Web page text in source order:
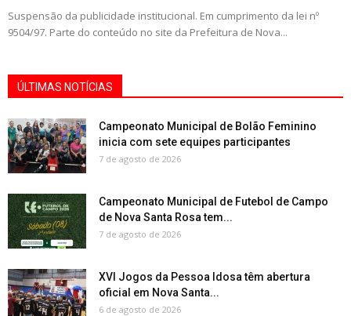
Suspensão da publicidade institucional. Em cumprimento da lei nº
9504/97. Parte do conteúdo no site da Prefeitura de Nova...
ÚLTIMAS NOTÍCIAS
Campeonato Municipal de Bolão Feminino
inicia com sete equipes participantes
7 de agosto de 2026
Campeonato Municipal de Futebol de Campo
de Nova Santa Rosa tem...
7 de agosto de 2026
XVI Jogos da Pessoa Idosa têm abertura
oficial em Nova Santa...
6 de agosto de 2026